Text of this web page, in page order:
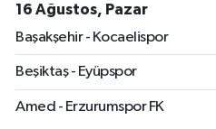
16 Ağustos, Pazar
Başakşehir - Kocaelispor
Beşiktaş - Eyüpspor
Amed - Erzurumspor FK